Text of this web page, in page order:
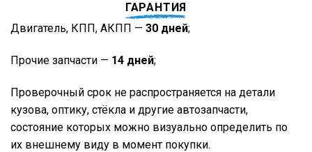
ГАРАНТИЯ
Двигатель, КПП, АКПП — 30 дней;
Прочие запчасти — 14 дней;
Проверочный срок не распространяется на детали
кузова, оптику, стёкла и другие автозапчасти,
состояние которых можно визуально определить по
их внешнему виду в момент покупки.